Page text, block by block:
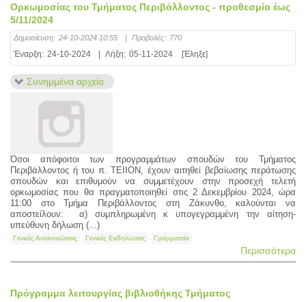
Ορκωμοσίας του Τμήματος Περιβάλλοντος - προθεσμία έως
5/11/2024
Δημοσίευση: 24-10-2024 10:55 | Προβολές: 770
Έναρξη: 24-10-2024 | Λήξη: 05-11-2024 [Έληξε]
Συνημμένα αρχεία
Όσοι απόφοιτοι των προγραμμάτων σπουδών του Τμήματος
Περιβάλλοντος ή του π. ΤΕΙΙΟΝ, έχουν αιτηθεί βεβαίωσης περάτωσης
σπουδών και επιθυμούν να συμμετέχουν στην προσεχή τελετή
ορκωμοσίας που θα πραγματοποιηθεί στις 2 Δεκεμβρίου 2024, ώρα
11:00 στο Τμήμα Περιβάλλοντος στη Ζάκυνθο, καλούνται να
αποστείλουν: α) συμπληρωμένη κ υπογεγραμμένη την αίτηση-
υπεύθυνη δήλωση (...)
Γενικές Ανακοινώσεις Γενικές Εκδηλώσεις Γραμματεία
Περισσότερα
Πρόγραμμα λειτουργίας βιβλιοθήκης Τμήματος